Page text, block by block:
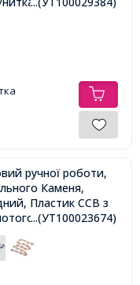
ручної роботи,
Каменя,
Пластик CCB з
Кольори,
близько 60шт /
...(УТ100023674)